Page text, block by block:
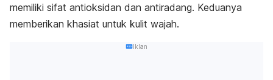
memiliki sifat antioksidan dan antiradang. Keduanya
memberikan khasiat untuk kulit wajah.
Iklan